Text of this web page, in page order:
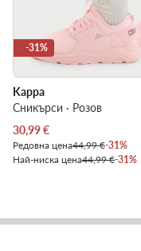
-31%
Kappa
Сникърси · Розов
Актуална цена
30,99€
Редовна цена44,99 €-31%
Най-ниска цена44,99 €-31%